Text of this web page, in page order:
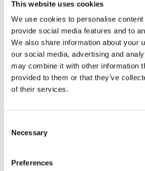
This website uses cookies
We use cookies to personalise
provide social media features and to
We also share information about your
our social media, advertising and
may combine it with other information
provided to them or that they’ve
of their services.
Selection
Necessary
Preferences